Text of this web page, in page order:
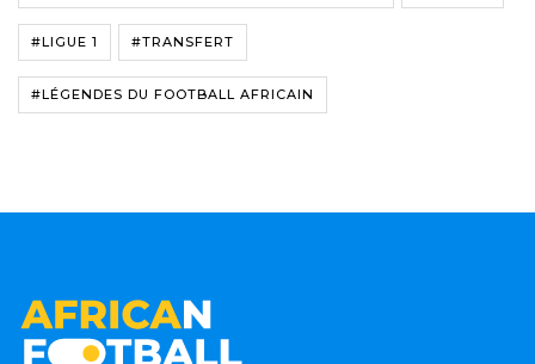
#LIGUE 1 #TRANSFERT
#LÉGENDES DU FOOTBALL AFRICAIN